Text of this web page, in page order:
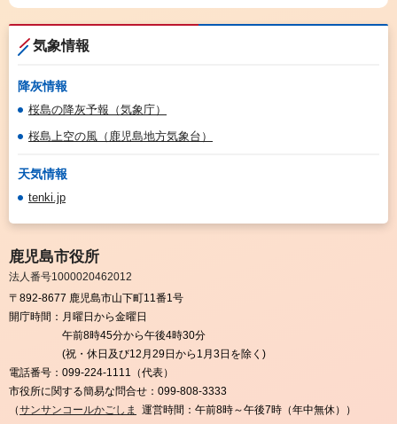
気象情報
降灰情報
桜島の降灰予報（気象庁）
桜島上空の風（鹿児島地方気象台）
天気情報
tenki.jp
鹿児島市役所
法人番号1000020462012
〒892-8677 鹿児島市山下町11番1号
開庁時間： 月曜日から金曜日
午前8時45分から午後4時30分
(祝・休日及び12月29日から1月3日を除く)
電話番号： 099-224-1111（代表）
市役所に関する簡易な問合せ： 099-808-3333
（サンサンコールかごしま 運営時間：午前8時～午後7時（年中無休））